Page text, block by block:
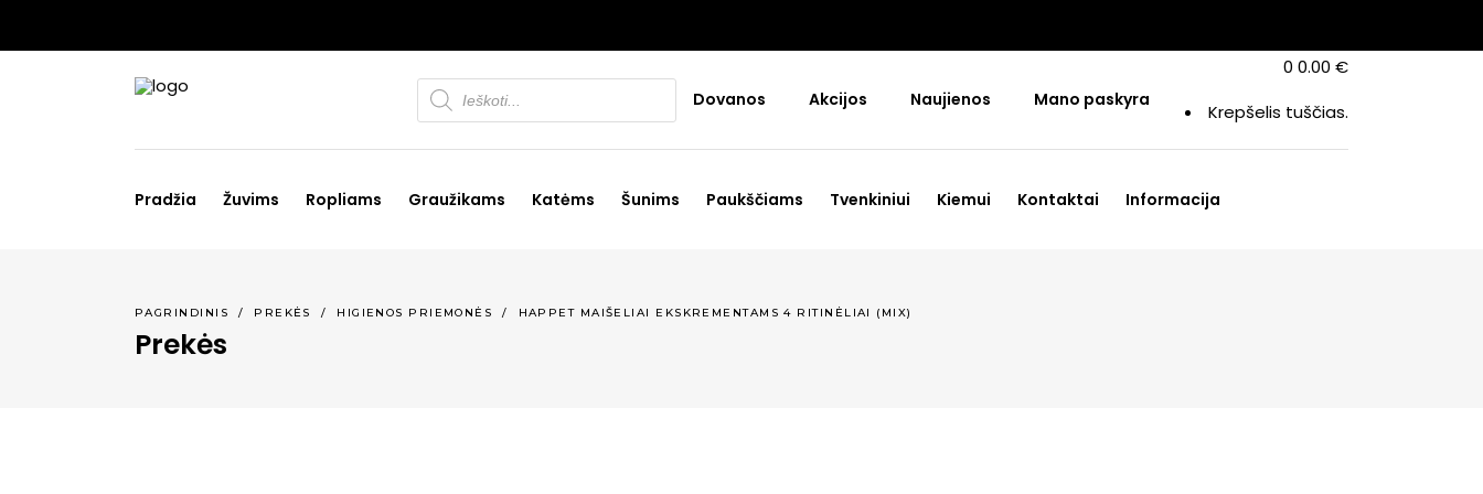
Products
search Dovanos Akcijos Naujienos Mano paskyra
0 0.00 €
Krepšelis tuščias.
Pradžia Žuvims Ropliams Graužikams Katėms Šunims Paukščiams Tvenkiniui Kiemui Kontaktai Informacija
PAGRINDINIS / PREKĖS / HIGIENOS PRIEMONĖS / HAPPET MAIŠELIAI EKSKREMENTAMS 4 RITINĖLIAI (MIX)
Prekės